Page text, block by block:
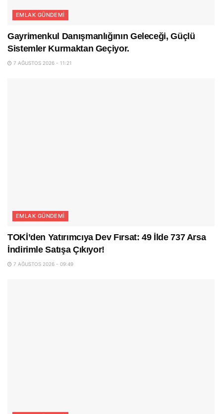
EMLAK GÜNDEMI
Gayrimenkul Danışmanlığının Geleceği, Güçlü
Sistemler Kurmaktan Geçiyor.
7 AĞUSTOS 2026 - 11:21
EMLAK GÜNDEMI
TOKİ’den Yatırımcıya Dev Fırsat: 49 İlde 737 Arsa
İndirimle Satışa Çıkıyor!
7 AĞUSTOS 2026 - 09:49